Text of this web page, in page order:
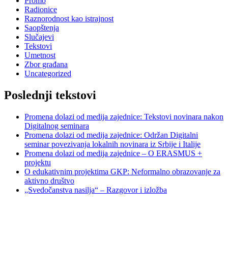
Radionice
Raznorodnost kao istrajnost
Saopštenja
Slučajevi
Tekstovi
Umetnost
Zbor građana
Uncategorized
Poslednji tekstovi
Promena dolazi od medija zajednice: Tekstovi novinara nakon
Digitalnog seminara
Promena dolazi od medija zajednice: Održan Digitalni
seminar povezivanja lokalnih novinara iz Srbije i Italije
Promena dolazi od medija zajednice – O ERASMUS +
projektu
O edukativnim projektima GKP: Neformalno obrazovanje za
aktivno društvo
„Svedočanstva nasilja“ – Razgovor i izložba